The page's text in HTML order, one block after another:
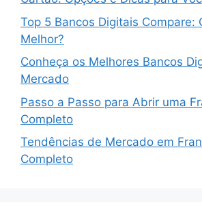
Top 5 Bancos Digitais Compare:
Melhor?
Conheça os Melhores Bancos
Mercado
Passo a Passo para Abrir uma
Completo
Tendências de Mercado em
Completo